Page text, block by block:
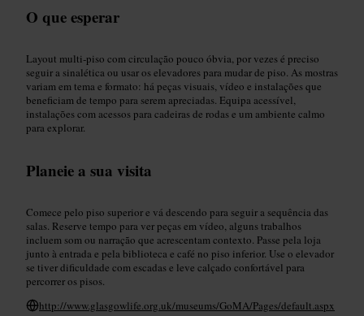
O que esperar
Layout multi‑piso com circulação pouco óbvia, por vezes é preciso
seguir a sinalética ou usar os elevadores para mudar de piso. As mostras
variam em tema e formato: há peças visuais, vídeo e instalações que
beneficiam de tempo para serem apreciadas. Equipa acessível,
instalações com acessos para cadeiras de rodas e um ambiente calmo
para explorar.
Planeie a sua visita
Comece pelo piso superior e vá descendo para seguir a sequência das
salas. Reserve tempo para ver peças em vídeo, alguns trabalhos
incluem som ou narração que acrescentam contexto. Passe pela loja
junto à entrada e pela biblioteca e café no piso inferior. Use o elevador
se tiver dificuldade com escadas e leve calçado confortável para
percorrer os pisos.
http://www.glasgowlife.org.uk/museums/GoMA/Pages/default.aspx